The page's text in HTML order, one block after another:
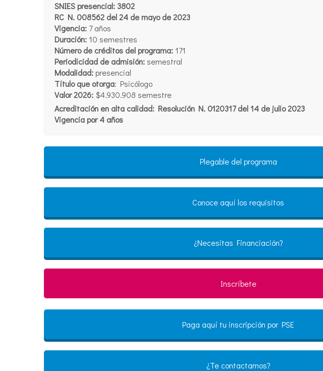
SNIES presencial: 3802
RC N. 008562 del 24 de mayo de 2023
Vigencia: 7 años
Duración: 10 semestres
Número de créditos del programa: 171
Periodicidad de admisión:semestral
Modalidad: presencial
Título que otorga: Psicólogo
Valor 2026: $4.930.908 semestre
Acreditación en alta calidad: Resolución N. 0120317 del 14 de julio 2023
Vigencia por 4 años
Plegable del programa
Conoce aquí los requisitos
¿Necesitas Financiación?
Inscríbete
Paga aquí tu inscripción por PSE
¿Te contactamos?